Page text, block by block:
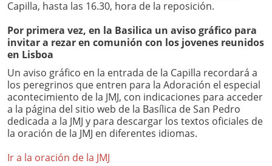
Capilla, hasta las 16.30, hora de la reposición.
Por primera vez, en la Basilica un aviso gráfico para
invitar a rezar en comunión con los jovenes reunidos
en Lisboa
Un aviso gráfico en la entrada de la Capilla recordará a
los peregrinos que entren para la Adoración el especial
acontecimiento de la JMJ, con indicaciones para acceder
a la página del sitio web de la Basílica de San Pedro
dedicada a la JMJ y para descargar los textos oficiales de
la oración de la JMJ en diferentes idiomas.
Ir a la oración de la JMJ